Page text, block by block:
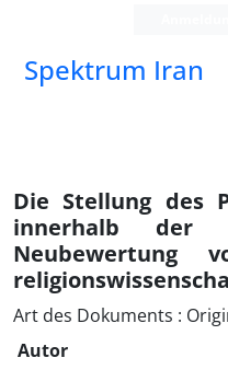
Spektrum Iran
Die Stellung des
innerhalb der
Neubewertung
Art des Dokuments :
Autor